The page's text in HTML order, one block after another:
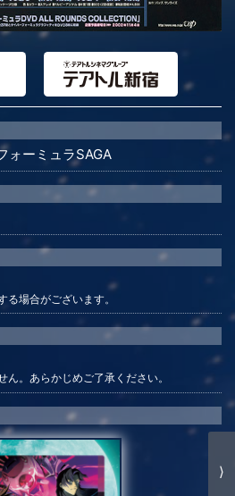
ォーミュラSAGA
場合がございます。
。あらかじめご了承ください。
⟩